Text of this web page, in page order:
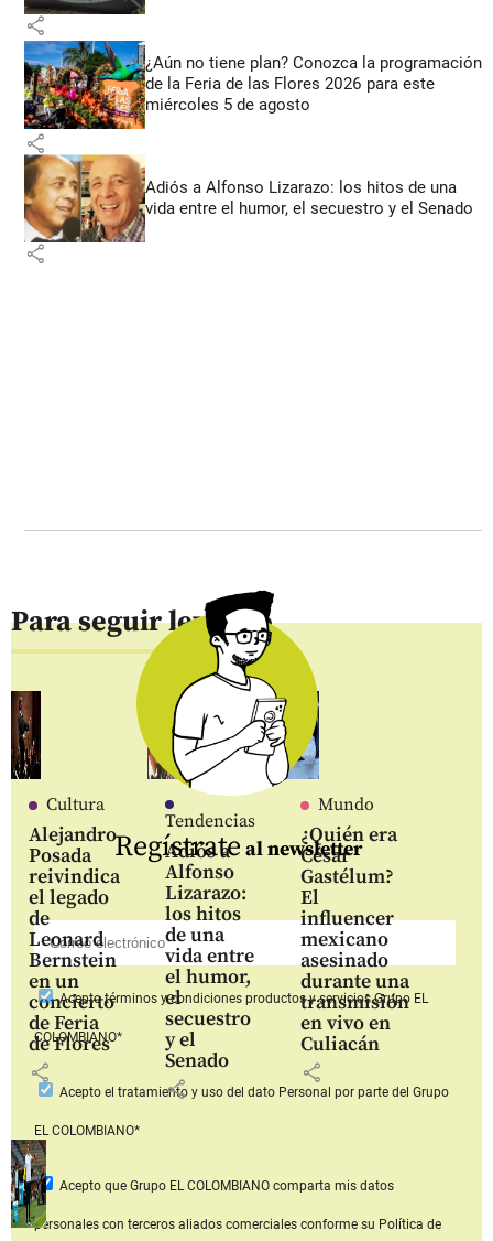
share
¿Aún no tiene plan? Conozca la programación
de la Feria de las Flores 2026 para este
miércoles 5 de agosto
share
Adiós a Alfonso Lizarazo: los hitos de una
vida entre el humor, el secuestro y el Senado
share
Para seguir leyendo
Cultura
Alejandro
Posada
reivindica
el legado
de
Leonard
Bernstein
en un
concierto
de Feria
de Flores
share
Tendencias
Adiós a
Alfonso
Lizarazo:
los hitos
de una
vida entre
el humor,
el
secuestro
y el
Senado
share
Mundo
¿Quién era
César
Gastélum?
El
influencer
mexicano
asesinado
durante una
transmisión
en vivo en
Culiacán
share
Regístrate al newsletter
Aceptotérminos y condiciones productos y serviciosGrupo EL
COLOMBIANO*
Acepto el tratamiento y uso del dato Personal por parte del Grupo
EL COLOMBIANO*
Acepto que Grupo EL COLOMBIANOcomparta mis datos
personales con terceros aliados comerciales conforme su Política de